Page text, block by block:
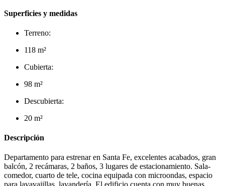
Superficies y medidas
Terreno:
118 m²
Cubierta:
98 m²
Descubierta:
20 m²
Descripción
Departamento para estrenar en Santa Fe, excelentes acabados, gran
balcón, 2 recámaras, 2 baños, 3 lugares de estacionamiento. Sala-
comedor, cuarto de tele, cocina equipada con microondas, espacio